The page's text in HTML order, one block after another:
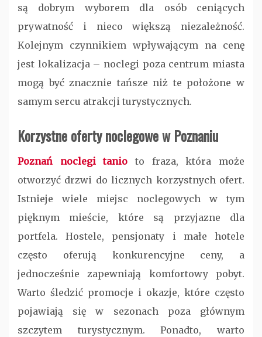
są dobrym wyborem dla osób ceniących
prywatność i nieco większą niezależność.
Kolejnym czynnikiem wpływającym na cenę
jest lokalizacja – noclegi poza centrum miasta
mogą być znacznie tańsze niż te położone w
samym sercu atrakcji turystycznych.
Korzystne oferty noclegowe w Poznaniu
Poznań noclegi tanio to fraza, która może
otworzyć drzwi do licznych korzystnych ofert.
Istnieje wiele miejsc noclegowych w tym
pięknym mieście, które są przyjazne dla
portfela. Hostele, pensjonaty i małe hotele
często oferują konkurencyjne ceny, a
jednocześnie zapewniają komfortowy pobyt.
Warto śledzić promocje i okazje, które często
pojawiają się w sezonach poza głównym
szczytem turystycznym. Ponadto, warto